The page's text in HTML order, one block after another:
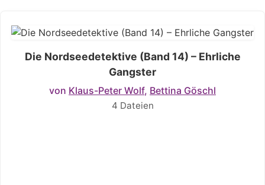
Die Nordseedetektive (Band 14) – Ehrliche
Gangster
von Klaus-Peter Wolf, Bettina Göschl
4 Dateien